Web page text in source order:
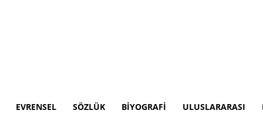
EVRENSEL SÖZLÜK BIYOGRAFI ULUSLARARASI